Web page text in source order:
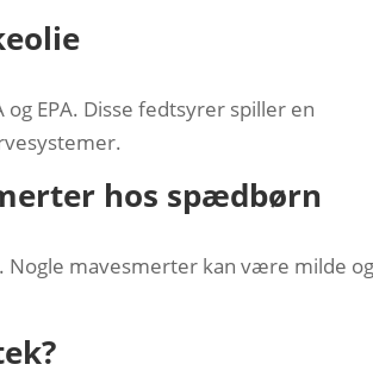
EPA. Disse fedtsyrer spiller en
hos spædbørn
Nogle mavesmerter kan være milde